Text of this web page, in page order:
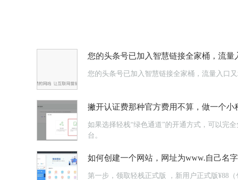
您的头条号已加入智慧链接全家桶，流量
您的头条号已加入智慧链接全家桶，流量入口
撇开认证费那种官方费用不算，做一个小
如果选择轻栈“绿色通道”的开通方式，可以完
台。
如何创建一个网站，网址为www.自己名字
第一步，领取轻栈正式版 ，新用户正式版¥88